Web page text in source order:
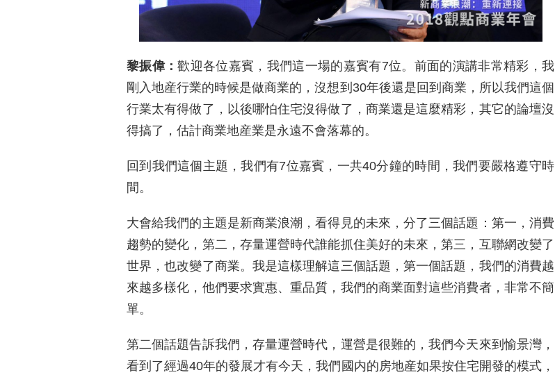
黎振偉：歡迎各位嘉賓，我們這一場的嘉賓有7位。前面的演講非常精彩，我
剛入地産行業的時候是做商業的，沒想到30年後還是回到商業，所以我們這個
行業太有得做了，以後哪怕住宅沒得做了，商業還是這麼精彩，其它的論壇沒
得搞了，估計商業地産業是永遠不會落幕的。
回到我們這個主題，我們有7位嘉賓，一共40分鐘的時間，我們要嚴格遵守時
間。
大會給我們的主題是新商業浪潮，看得見的未來，分了三個話題：第一，消費
趨勢的變化，第二，存量運營時代誰能抓住美好的未來，第三，互聯網改變了
世界，也改變了商業。我是這樣理解這三個話題，第一個話題，我們的消費越
來越多樣化，他們要求實惠、重品質，我們的商業面對這些消費者，非常不簡
單。
第二個話題告訴我們，存量運營時代，運營是很難的，我們今天來到愉景灣，
看到了經過40年的發展才有今天，我們國内的房地産如果按住宅開發的模式，